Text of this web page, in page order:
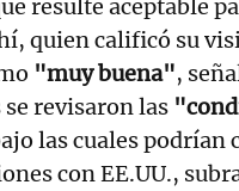
resulte aceptable
quien calificó su
"muy buena",
revisaron las
las cuales podrían
con EE.UU.,